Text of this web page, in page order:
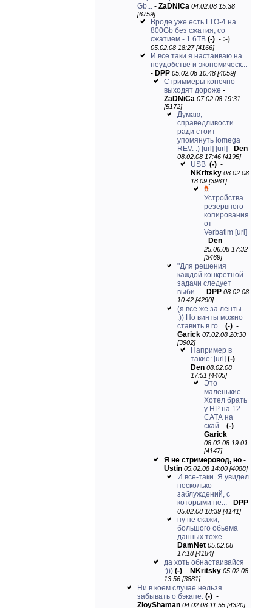
Gb... - ZaDNiCa 04.02.08 15:38
[6759]
Вроде уже есть LTO-4 на
800Gb без сжатия, со
сжатием - 1.6TB (-) - :-)
05.02.08 18:27 [4166]
И все таки я настаиваю на
неудобстве и экономическ...
- DPP 05.02.08 10:48 [4059]
Стриммеры конечно
выходят дороже -
ZaDNiCa 07.02.08 19:31
[5172]
Думаю,
справедливости
ради стоит
упомянуть iomega
REV. :) [url] [url] - Den
08.02.08 17:46 [4195]
USB (-) -
NKritsky 08.02.08
18:09 [3961]
Устройства
резервного
копирования
от
Verbatim [url]
- Den
25.06.08 17:32
[3469]
"Для решения
каждой конкретной
задачи следует
выби... - DPP 08.02.08
10:42 [4290]
(я все же за ленты
:)) Но винты можно
ставить в го... (-) -
Garick 07.02.08 20:30
[3902]
Например в
такие: [url] (-) -
Den 08.02.08
17:51 [4405]
Это
маленькие.
Хотел брать
у НР на 12
САТА на
скай... (-) -
Garick
08.02.08 19:01
[4147]
Я не стримеровод, но -
Ustin 05.02.08 14:00 [4088]
И все-таки. Я увидел
несколько
заблуждений, с
которыми не... - DPP
05.02.08 18:39 [4141]
ну не скажи,
большого обьема
данных тоже -
DamNet 05.02.08
17:18 [4184]
да хоть обнастаивайся
:))) (-) - NKritsky 05.02.08
13:56 [3881]
Ни в коем случае нельзя
забывать о бэкапе. (-) -
ZloyShaman 04.02.08 11:55 [4320]